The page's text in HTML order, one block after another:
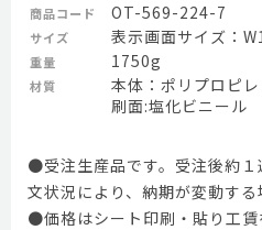
商品コード OT-569-224-7
サイズ 表示画面サイズ：
重量 1750g
材質
本体：ポリプロピ
刷面:塩化ビニール
●受注生産品です。受注後約１
文状況により、納期が変動する
●価格はシート印刷・貼り工